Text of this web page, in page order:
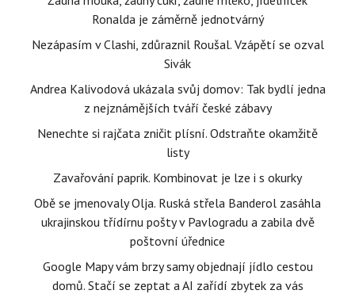
Ronalda je záměrně jednotvárný
Nezápasím v Clashi, zdůraznil Roušal. Vzápětí se ozval
Sivák
Andrea Kalivodová ukázala svůj domov: Tak bydlí jedna
z nejznámějších tváří české zábavy
Nenechte si rajčata zničit plísní. Odstraňte okamžitě
listy
Zavařování paprik. Kombinovat je lze i s okurky
Obě se jmenovaly Olja. Ruská střela Banderol zasáhla
ukrajinskou třídírnu pošty v Pavlogradu a zabila dvě
poštovní úřednice
Google Mapy vám brzy samy objednají jídlo cestou
domů. Stačí se zeptat a AI zařídí zbytek za vás